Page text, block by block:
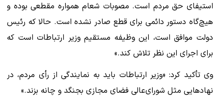
استیفای حق مردم است. مصوبات شعام همواره مقطعی بوده و
هیچ‌گاه دستور دائمی برای قطع صادر نشده است. حالا که رئیس
دولت موافق است، این وظیفه مستقیم وزیر ارتباطات است که
برای اجرای این نظر تلاش کند.»
‌وی تأکید کرد: «وزیر ارتباطات باید به نمایندگی از رأی مردم، در
نهادهایی مثل شورای‌عالی فضای مجازی بجنگد و چانه بزند.»